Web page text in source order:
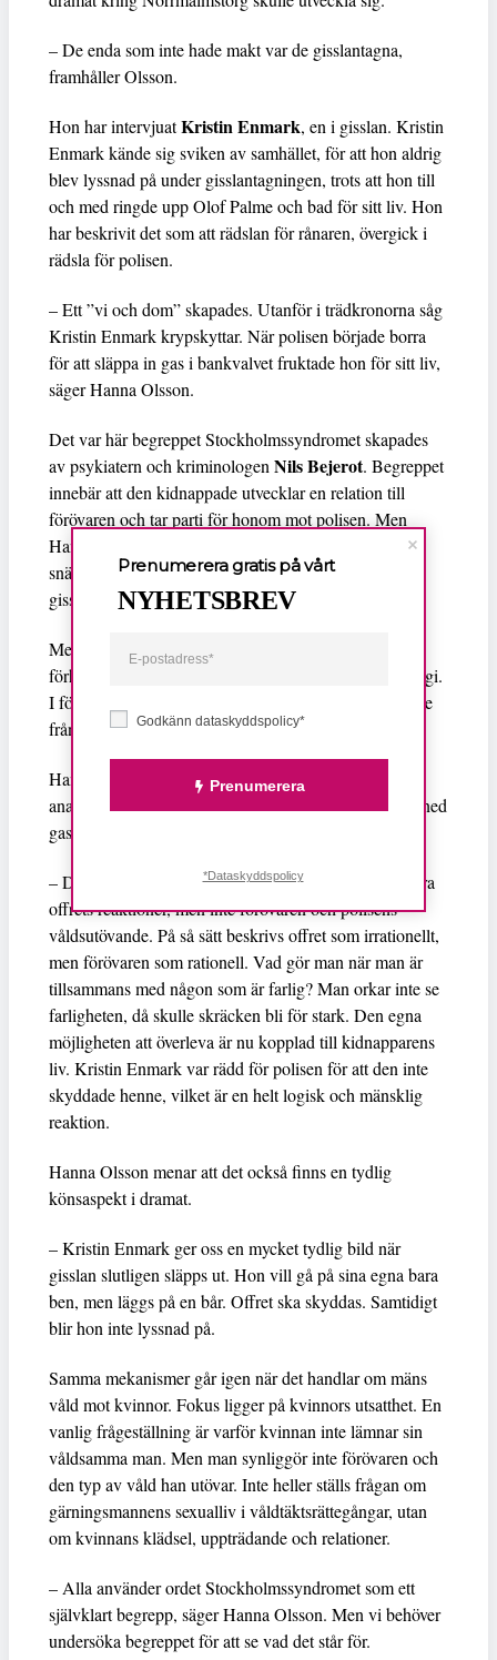
– De enda som inte hade makt var de gisslantagna,
framhåller Olsson.
Hon har intervjuatKristin Enmark, en i gisslan. Kristin
Enmark kände sig sviken av samhället, för att hon aldrig
blev lyssnad på under gisslantagningen, trots att hon till
och med ringde upp Olof Palme och bad för sitt liv. Hon
har beskrivit det som att rädslan för rånaren, övergick i
rädsla för polisen.
– Ett ”vi och dom” skapades. Utanför i trädkronorna såg
Kristin Enmark krypskyttar. När polisen började borra
för att släppa in gas i bankvalvet fruktade hon för sitt liv,
säger Hanna Olsson.
Det var här begreppet Stockholmssyndromet skapades
av psykiatern och kriminologen Nils Bejerot. Begreppet
innebär att den kidnappade utvecklar en relation till
förövaren och tar parti för honom mot polisen. Men
Hanna Olsson anser att begreppet ger en alldeles för
snäv förklaring eftersom det fanns två tydliga hot mot
gisslan – den ena var rånaren, den andra polisen.
Men Bejerot uppmärksammade inte att offrets
förhållande till hela situationen är en överlevnadsstrategi.
I förhållande till det faktiska våldet och hotbilden, både
från polisen och kidnapparen.
Hanna Olsson menar att hela sammanhanget behöver
analyseras, som exempelvis polisens beslut att skicka ned
gas i bankvalvet. Hur farligt var det för gisslans liv?
– Det som kallas Stockholmssyndromet inbegriper bara
offrets reaktioner, men inte förövaren och polisens
våldsutövande. På så sätt beskrivs offret som irrationellt,
men förövaren som rationell. Vad gör man när man är
tillsammans med någon som är farlig? Man orkar inte se
farligheten, då skulle skräcken bli för stark. Den egna
möjligheten att överleva är nu kopplad till kidnapparens
liv. Kristin Enmark var rädd för polisen för att den inte
skyddade henne, vilket är en helt logisk och mänsklig
reaktion.
Hanna Olsson menar att det också finns en tydlig
könsaspekt i dramat.
– Kristin Enmark ger oss en mycket tydlig bild när
gisslan slutligen släpps ut. Hon vill gå på sina egna bara
ben, men läggs på en bår. Offret ska skyddas. Samtidigt
blir hon inte lyssnad på.
Samma mekanismer går igen när det handlar om mäns
våld mot kvinnor. Fokus ligger på kvinnors utsatthet. En
vanlig frågeställning är varför kvinnan inte lämnar sin
våldsamma man. Men man synliggör inte förövaren och
den typ av våld han utövar. Inte heller ställs frågan om
gärningsmannens sexualliv i våldtäktsrättegångar, utan
om kvinnans klädsel, uppträdande och relationer.
– Alla använder ordet Stockholmssyndromet som ett
självklart begrepp, säger Hanna Olsson. Men vi behöver
undersöka begreppet för att se vad det står för.
Godkänn dataskyddspolicy*
Prenumerera
Prenumerera gratis på vårt
NYHETSBREV
*Dataskyddspolicy